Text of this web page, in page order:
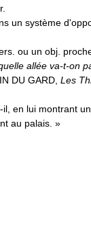
un système
ou un obj.
allée va-t-on
DU GARD, Les
il, en lui montrant
au palais. »